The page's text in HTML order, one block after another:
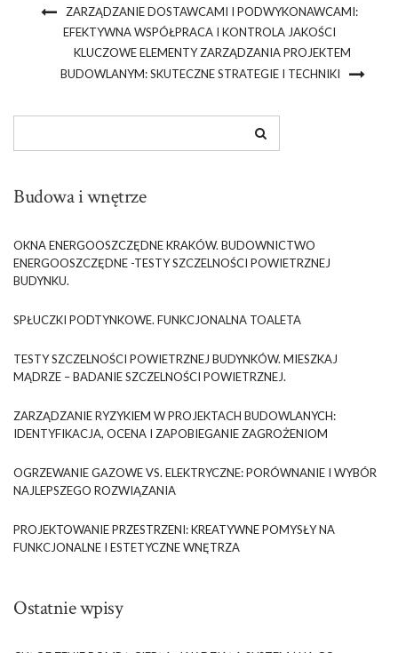
ZARZĄDZANIE DOSTAWCAMI I PODWYKONAWCAMI:
EFEKTYWNA WSPÓŁPRACA I KONTROLA JAKOŚCI
KLUCZOWE ELEMENTY ZARZĄDZANIA PROJEKTEM
BUDOWLANYM: SKUTECZNE STRATEGIE I TECHNIKI
Budowa i wnętrze
OKNA ENERGOOSZCZĘDNE KRAKÓW. BUDOWNICTWO
ENERGOOSZCZĘDNE -TESTY SZCZELNOŚCI POWIETRZNEJ
BUDYNKU.
SPŁUCZKI PODTYNKOWE. FUNKCJONALNA TOALETA
TESTY SZCZELNOŚCI POWIETRZNEJ BUDYNKÓW. MIESZKAJ
MĄDRZE – BADANIE SZCZELNOŚCI POWIETRZNEJ.
ZARZĄDZANIE RYZYKIEM W PROJEKTACH BUDOWLANYCH:
IDENTYFIKACJA, OCENA I ZAPOBIEGANIE ZAGROŻENIOM
OGRZEWANIE GAZOWE VS. ELEKTRYCZNE: PORÓWNANIE I WYBÓR
NAJLEPSZEGO ROZWIĄZANIA
PROJEKTOWANIE PRZESTRZENI: KREATYWNE POMYSŁY NA
FUNKCJONALNE I ESTETYCZNE WNĘTRZA
Ostatnie wpisy